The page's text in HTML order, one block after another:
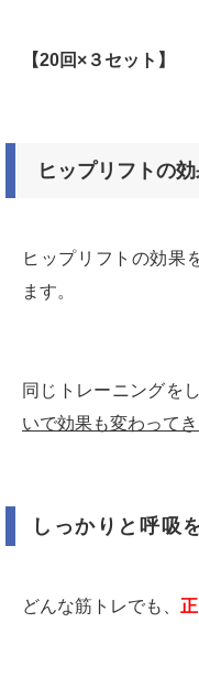
【20回×３セット】
ヒップリフトの
ヒップリフトの効果
ます。
同じトレーニングを
いで効果も変わってき
しっかりと呼吸
どんな筋トレでも、